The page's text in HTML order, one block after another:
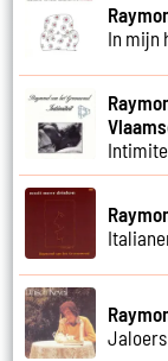
In mijn
Jaloers